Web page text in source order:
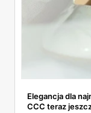
Elegancja dla
CCC teraz